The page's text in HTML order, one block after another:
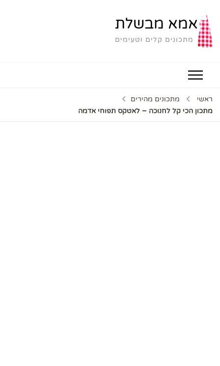
אמא מבשלת
מתכונים קלים וטעימים
ראשי
מתכונים מהירים
מתכון הכי קל לחנוכה – לאטקס תפוחי אדמה